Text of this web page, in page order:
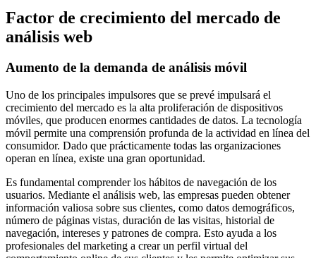
Factor de crecimiento del mercado de
análisis web
Aumento de la demanda de análisis móvil
Uno de los principales impulsores que se prevé impulsará el
crecimiento del mercado es la alta proliferación de dispositivos
móviles, que producen enormes cantidades de datos. La tecnología
móvil permite una comprensión profunda de la actividad en línea del
consumidor. Dado que prácticamente todas las organizaciones
operan en línea, existe una gran oportunidad.
Es fundamental comprender los hábitos de navegación de los
usuarios. Mediante el análisis web, las empresas pueden obtener
información valiosa sobre sus clientes, como datos demográficos,
número de páginas vistas, duración de las visitas, historial de
navegación, intereses y patrones de compra. Esto ayuda a los
profesionales del marketing a crear un perfil virtual del